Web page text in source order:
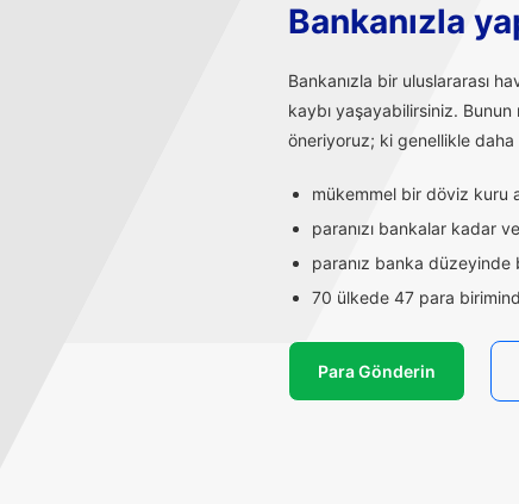
Bankanızla
Bankanızla bir uluslararası
kaybı yaşayabilirsiniz.
öneriyoruz; ki genellikle daha
mükemmel bir döviz kuru
paranızı bankalar kadar
paranız banka düzeyinde
70 ülkede 47 para
Para Gönderin